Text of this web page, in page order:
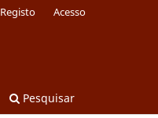
Pesquisar
Registo Acesso